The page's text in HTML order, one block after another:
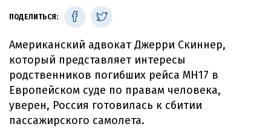
ПОДЕЛИТЬСЯ:
Американский адвокат Джерри Скиннер,
который представляет интересы
родственников погибших рейса МН17 в
Европейском суде по правам человека,
уверен, Россия готовилась к сбитии
пассажирского самолета.